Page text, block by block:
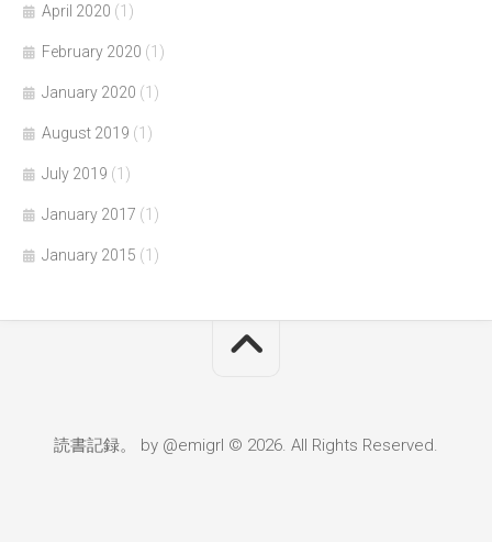
April 2020 (1)
February 2020 (1)
January 2020 (1)
August 2019 (1)
July 2019 (1)
January 2017 (1)
January 2015 (1)
読書記録。 by @emigrl © 2026. All Rights Reserved.